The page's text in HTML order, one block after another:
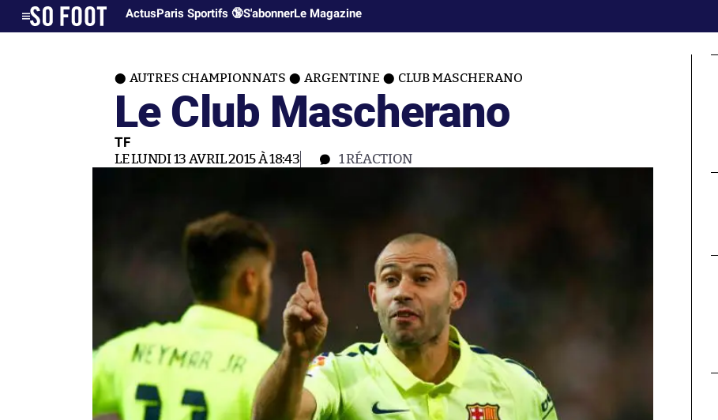
ActusParis Sportifs 🔞S'abonnerLe Magazine
AUTRES CHAMPIONNATS ARGENTINE CLUB MASCHERANO
Le Club Mascherano
TF
LE LUNDI 13 AVRIL 2015 À 18:43 1RÉACTION